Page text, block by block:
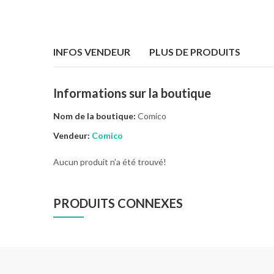
INFOS VENDEUR PLUS DE PRODUITS
Informations sur la boutique
Nom de la boutique: Comico
Vendeur: Comico
Aucun produit n'a été trouvé!
PRODUITS CONNEXES